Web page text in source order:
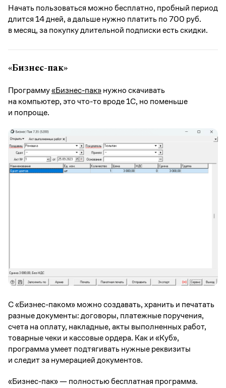
Начать пользоваться можно бесплатно, пробный период
длится 14 дней, а дальше нужно платить по 700 руб.
в месяц, за покупку длительной подписки есть скидки.
«Бизнес-пак»
Программу«Бизнес-пак»нужно скачивать
на компьютер, это что-то вроде 1C, но поменьше
и попроще.
С «Бизнес-паком» можно создавать, хранить и печатать
разные документы: договоры, платежные поручения,
счета на оплату, накладные, акты выполненных работ,
товарные чеки и кассовые ордера. Как и «Куб»,
программа умеет подтягивать нужные реквизиты
и следит за нумерацией документов.
«Бизнес-пак» — полностью бесплатная программа.